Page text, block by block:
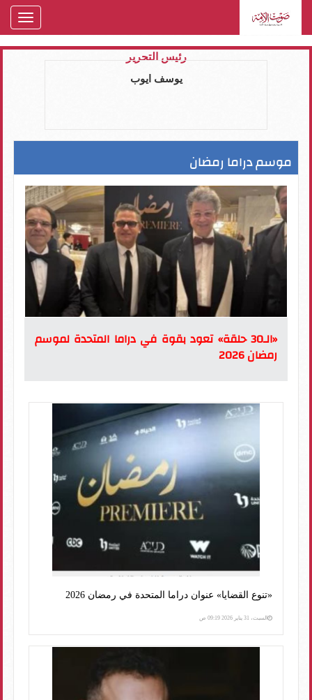
رئيس التحرير
يوسف ايوب
موسم دراما رمضان
«الـ30 حلقة» تعود بقوة في دراما المتحدة لموسم
رمضان 2026
«تنوع القضايا» عنوان دراما المتحدة في رمضان 2026
السبت، 31 يناير 2026 09:19 ص